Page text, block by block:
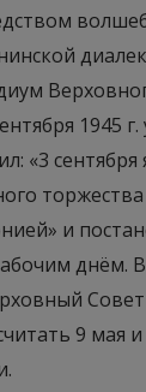
1945 г.
«3 сентября
и
днём.
9 мая и